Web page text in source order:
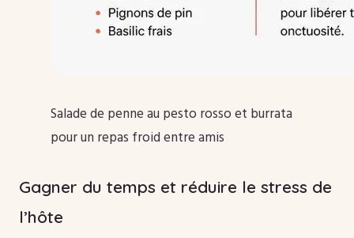
Salade de penne au pesto rosso et burrata
pour un repas froid entre amis
Gagner du temps et réduire le stress de
l’hôte